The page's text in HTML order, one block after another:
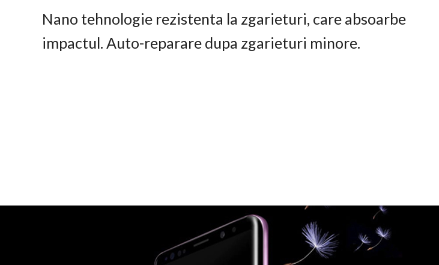
Nano tehnologie rezistenta la zgarieturi, care absoarbe
impactul. Auto-reparare dupa zgarieturi minore.